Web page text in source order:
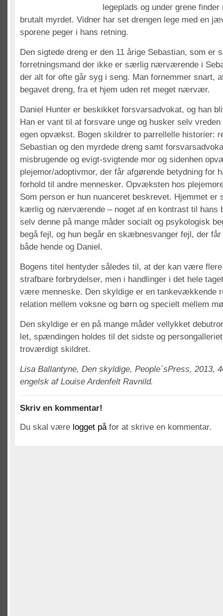
legeplads og under grene finder
brutalt myrdet. Vidner har set drengen lege med en
sporene peger i hans retning.
Den sigtede dreng er den 11 årige Sebastian, som er
forretningsmand der ikke er særlig nærværende i
der alt for ofte går syg i seng. Man fornemmer snart,
begavet dreng, fra et hjem uden ret meget nærvær.
Daniel Hunter er beskikket forsvarsadvokat, og han
Han er vant til at forsvare unge og husker selv
egen opvækst. Bogen skildrer to parrellelle historier:
Sebastian og den myrdede dreng samt
misbrugende og evigt-svigtende mor og sidenhen
plejemor/adoptivmor, der får afgørende betydning for
forhold til andre mennesker. Opvæksten hos
Som person er hun nuanceret beskrevet. Hjemmet er
kærlig og nærværende – noget af en kontrast til hans
selv denne på mange måder socialt og psykologisk
begå fejl, og hun begår en skæbnesvanger fejl, der
både hende og Daniel.
Bogens titel hentyder således til, at der kan være
strafbare forbrydelser, men i handlinger i det hele
være menneske. Den skyldige er en tankevækkende
relation mellem voksne og børn og specielt mellem
Den skyldige er en på mange måder vellykket
let, spændingen holdes til det sidste og
troværdigt skildret.
Lisa Ballantyne, Den skyldige, People´sPress, 2013,
engelsk af Louise Ardenfelt Ravnild.
Skriv en kommentar!
Du skal være logget påfor at skrive en kommentar.